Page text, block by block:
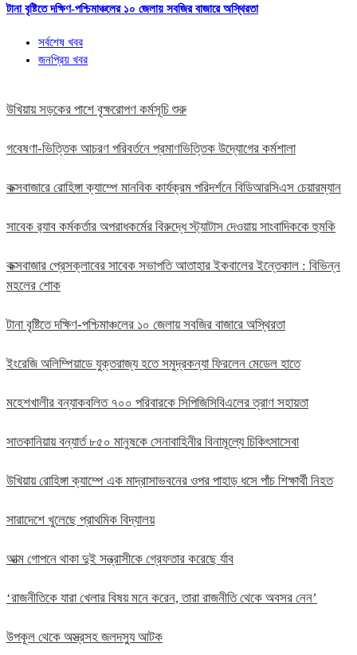
টানা বৃষ্টিতে দক্ষিণ-পশ্চিমাঞ্চলের ১০ জেলায় সবজির বাজারে অস্থিরতা
সর্বশেষ খবর
জনপ্রিয় খবর
উখিয়ায় সড়কের পাশে বৃক্ষরোপণ কর্মসূচি শুরু
গবেষণা-ভিত্তিক আচরণ পরিবর্তনে প্রমাণভিত্তিক উদ্যোগের কর্মশালা
কক্সবাজারে রোহিঙ্গা ক্যাম্পে মানবিক কার্যক্রম পরিদর্শনে বিডিআরসিএস চেয়ারম্যান
সাবেক র‍্যাব কর্মকর্তার অপরাধকর্মের বিরুদ্ধে স্ট্যাটাস দেওয়ায় সাংবাদিককে হুমকি
কক্সবাজার প্রেসক্লাবের সাবেক সভাপতি আতাহার ইকবালের ইন্তেকাল : বিভিন্ন
মহলের শোক
টানা বৃষ্টিতে দক্ষিণ-পশ্চিমাঞ্চলের ১০ জেলায় সবজির বাজারে অস্থিরতা
ইংরেজি অলিম্পিয়াডে যুক্তরাজ্য হতে সমুদ্রকন্যা ফিরলেন মেডেল হাতে
মহেশখালীর বন্যাকবলিত ৭০০ পরিবারকে সিপিজিসিবিএলের ত্রাণ সহায়তা
সাতকানিয়ায় বন্যার্ত ৮৫০ মানুষকে সেনাবাহিনীর বিনামূল্যে চিকিৎসাসেবা
উখিয়ায় রোহিঙ্গা ক্যাম্পে এক মাদ্রাসাভবনের ওপর পাহাড় ধসে পাঁচ শিক্ষার্থী নিহত
সারাদেশে খুলেছে প্রাথমিক বিদ্যালয়
আত্ম গোপনে থাকা দুই সন্ত্রাসীকে গ্রেফতার করেছে র্যাব
‘রাজনীতিকে যারা খেলার বিষয় মনে করেন, তারা রাজনীতি থেকে অবসর নেন’
উপকূল থেকে অস্ত্রসহ জলদস্যু আটক